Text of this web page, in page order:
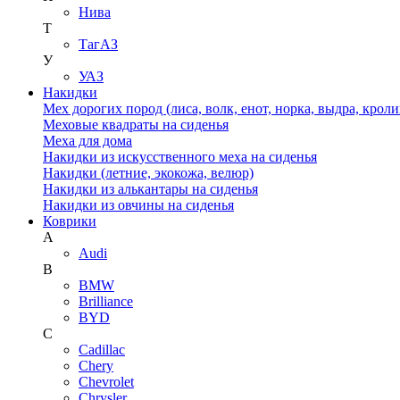
Нива
Т
ТагАЗ
У
УАЗ
Накидки
Мех дорогих пород (лиса, волк, енот, норка, выдра,
Меховые квадраты на сиденья
Меха для дома
Накидки из искусственного меха на сиденья
Накидки (летние, экокожа, велюр)
Накидки из алькантары на сиденья
Накидки из овчины на сиденья
Коврики
A
Audi
B
BMW
Brilliance
BYD
C
Cadillac
Chery
Chevrolet